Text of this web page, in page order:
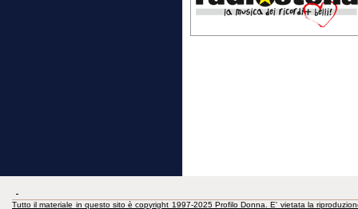
Tutto il materiale in questo sito è copyright 1997-2025 Profilo Donna. E' vietata la